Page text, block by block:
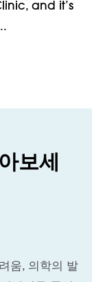
and it’s
보세
움, 의학의 발